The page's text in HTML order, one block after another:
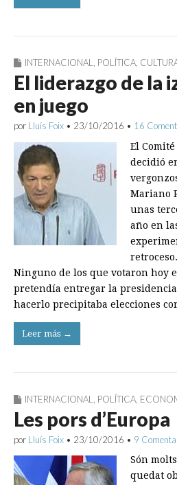
INTERNACIONAL POLÍTICA
El liderazgo de la
en juego
por Lluís Foix • 23/10/2016 • 16
El Comité
decidió
Mariano
unas
año en
Ninguno de los que votaron hoy
pretendía entregar la presidencia
hacerlo precipitaba elecciones
Leer más →
INTERNACIONAL POLÍTICA
Les pors d’Europa
por Lluís Foix • 23/10/2016 • 9
Són
quedat